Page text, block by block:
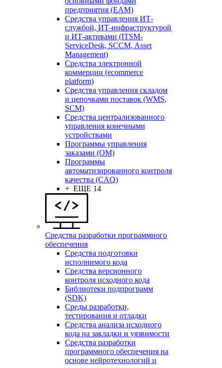
предприятия (EAM)
Средства управления ИТ-
службой, ИТ-инфраструктурой
и ИТ-активами (ITSM-
ServiceDesk, SCCM, Asset
Management)
Средства электронной
коммерции (ecommerce
platform)
Средства управления складом
и цепочками поставок (WMS,
SCM)
Средства централизованного
управления конечными
устройствами
Программы управления
заказами (OM)
Программы
автоматизированного контроля
качества (CAQ)
+ ЕЩЕ 14
Средства разработки программного
обеспечения
Средства подготовки
исполнимого кода
Средства версионного
контроля исходного кода
Библиотеки подпрограмм
(SDK)
Среды разработки,
тестирования и отладки
Средства анализа исходного
кода на закладки и уязвимости
Средства разработки
программного обеспечения на
основе нейротехнологий и